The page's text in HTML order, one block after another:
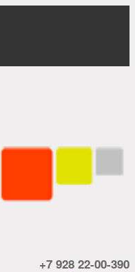
+7 928 22-00-390